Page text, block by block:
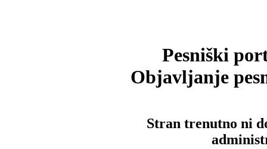
Pesniški
Objavljanje
Stran trenutno ni